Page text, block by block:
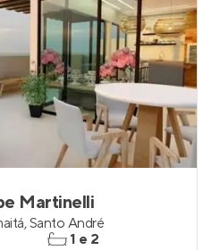
Martinelli
,Santo André
1 e 2